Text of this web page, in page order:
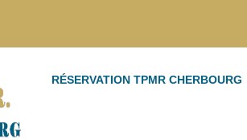
RÉSERVATION TPMR CHERBOURG